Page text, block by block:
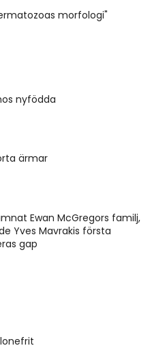
morfologi"
nyfödda
ärmar
Ewan McGregors familj,
Yves Mavrakis första
gap